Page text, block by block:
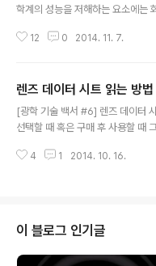
학계의 성능을 저해하는 요소에는
장애물의 모서리에서 파동처럼 돌
자세히 설명하면, 렌즈 설계시 물체
각 대응점에 한 점으로 결상되는 조
나, 제조 공차 즉 가공한 렌즈의 곡
현상이 수차입니다. 1. 회절 현상 빛
12 0 2014. 11. 7.
렌즈 데이터 시트 읽는 방법
[광학 기술 백서 #6] 렌즈 데이터
선택할 때 혹은 구매 후 사용할 때
니다. 언뜻 보면 매우 복잡하고도 조
즈: Qioptiq(큐옵틱, (구)리노스)
(f/5.6, 105mm, 0.33x) 1.
길이 찾기 이전 포스팅(2014/06/
4 1 2014. 10. 16.
이 블로그 인기글